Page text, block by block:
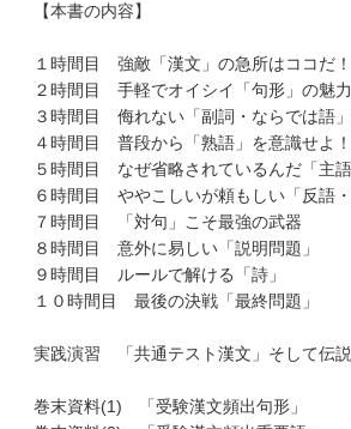
【本書の内容】
１時間目 強敵「漢文」の急所はココだ！
２時間目 手軽でオイシイ「句形」の魅力
３時間目 侮れない「副詞・ならでは語
４時間目 普段から「熟語」を意識せよ！
５時間目 なぜ省略されているんだ「主語
６時間目 ややこしいが頼もしい「反語・
７時間目 「対句」こそ最強の武器
８時間目 意外に易しい「説明問題」
９時間目 ルールで解ける「詩」
１０時間目 最後の決戦「最終問題」
実践演習 「共通テスト漢文」そして伝
巻末資料(1) 「受験漢文頻出句形」